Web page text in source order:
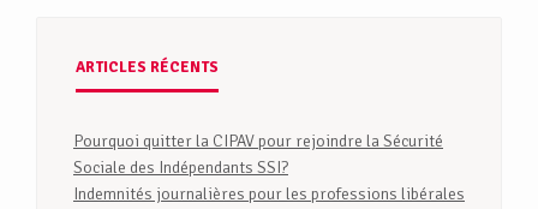
ARTICLES RÉCENTS
Pourquoi quitter la CIPAV pour rejoindre la Sécurité
Sociale des Indépendants SSI?
Indemnités journalières pour les professions libérales